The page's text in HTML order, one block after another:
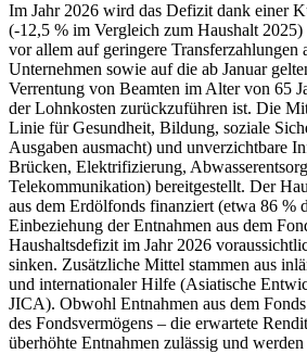
Im Jahr 2026 wird das Defizit dank einer
(-12,5 % im Vergleich zum Haushalt
vor allem auf geringere Transferzahlungen
Unternehmen sowie auf die ab Januar
Verrentung von Beamten im Alter von 65
der Lohnkosten zurückzuführen ist. Die
Linie für Gesundheit, Bildung, soziale
Ausgaben ausmacht) und unverzichtbare
Brücken, Elektrifizierung,
Telekommunikation) bereitgestellt. Der
aus dem Erdölfonds finanziert (etwa 86 %
Einbeziehung der Entnahmen aus dem
Haushaltsdefizit im Jahr 2026
sinken. Zusätzliche Mittel stammen aus
und internationaler Hilfe (Asiatische
JICA). Obwohl Entnahmen aus dem
des Fondsvermögens – die erwartete
überhöhte Entnahmen zulässig und